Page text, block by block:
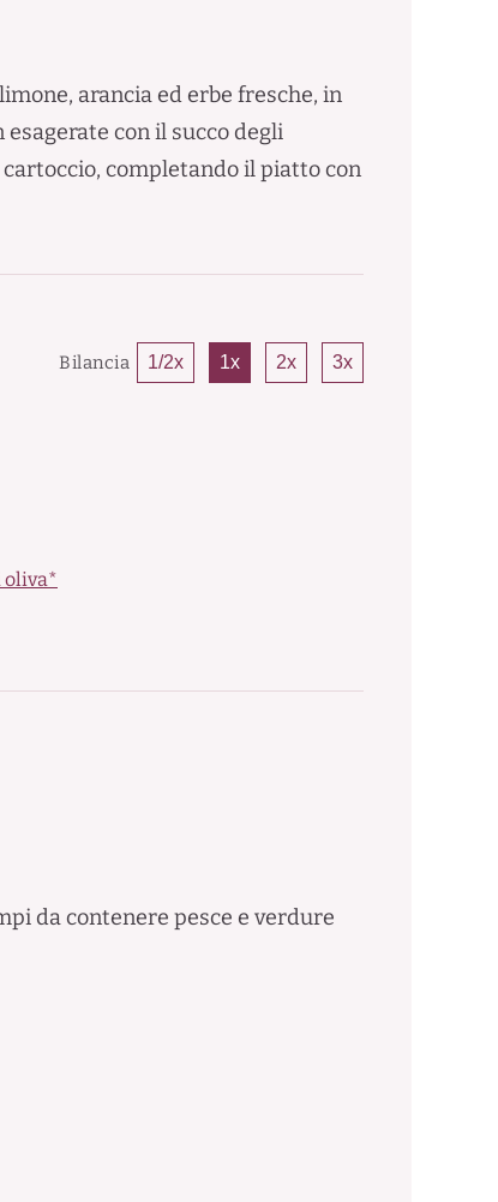
arancia ed erbe fresche, in
con il succo degli
completando il piatto con
Bilancia 1/2x 1x 2x 3x
oliva*
da contenere pesce e verdure